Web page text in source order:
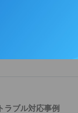
トラブル対応事例